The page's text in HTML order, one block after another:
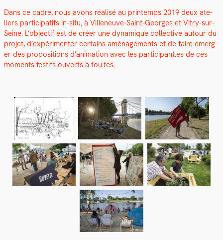
Dans ce cadre, nous avons réal­isé au print­emps 2019 deux ate­
liers par­tic­i­pat­ifs in-situ, à Vil­leneuve-Saint-Georges et Vit­ry-sur-
Seine. L’objectif est de créer une dynamique col­lec­tive autour du
pro­jet, d’expérimenter cer­tains amé­nage­ments et de faire émerg­
er des propo­si­tions d’animation avec les participant.es de ces
moments fes­tifs ouverts à tou.tes.